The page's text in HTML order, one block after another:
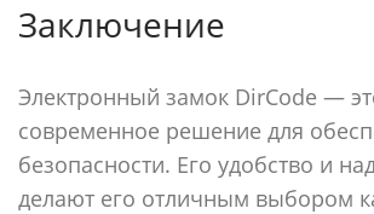
Заключение
Электронный замок DirCode —
современное решение для
безопасности. Его удобство и
делают его отличным выбором